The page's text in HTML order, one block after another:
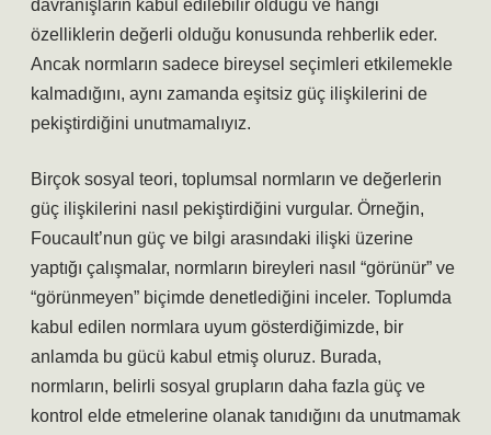
davranışların kabul edilebilir olduğu ve hangi
özelliklerin değerli olduğu konusunda rehberlik eder.
Ancak normların sadece bireysel seçimleri etkilemekle
kalmadığını, aynı zamanda eşitsiz güç ilişkilerini de
pekiştirdiğini unutmamalıyız.
Birçok sosyal teori, toplumsal normların ve değerlerin
güç ilişkilerini nasıl pekiştirdiğini vurgular. Örneğin,
Foucault’nun güç ve bilgi arasındaki ilişki üzerine
yaptığı çalışmalar, normların bireyleri nasıl “görünür” ve
“görünmeyen” biçimde denetlediğini inceler. Toplumda
kabul edilen normlara uyum gösterdiğimizde, bir
anlamda bu gücü kabul etmiş oluruz. Burada,
normların, belirli sosyal grupların daha fazla güç ve
kontrol elde etmelerine olanak tanıdığını da unutmamak